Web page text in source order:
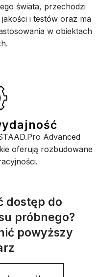
świata, przechodzi
i testów oraz ma
w obiektach
Advanced
oferują rozbudowane
dostęp do
próbnego?
powyższy